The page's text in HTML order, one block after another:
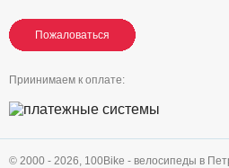
Пожаловаться
Пожаловаться
Пожаловаться
Приинимаем к оплате:
© 2000 - 2026, 100Bike - велосипеды в